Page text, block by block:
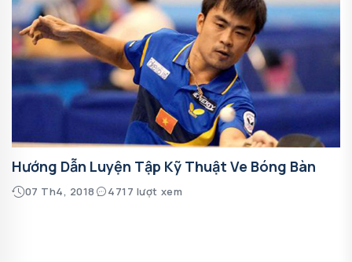
Hướng Dẫn Luyện Tập Kỹ Thuật Ve Bóng Bàn
07 Th4, 2018 4717 lượt xem